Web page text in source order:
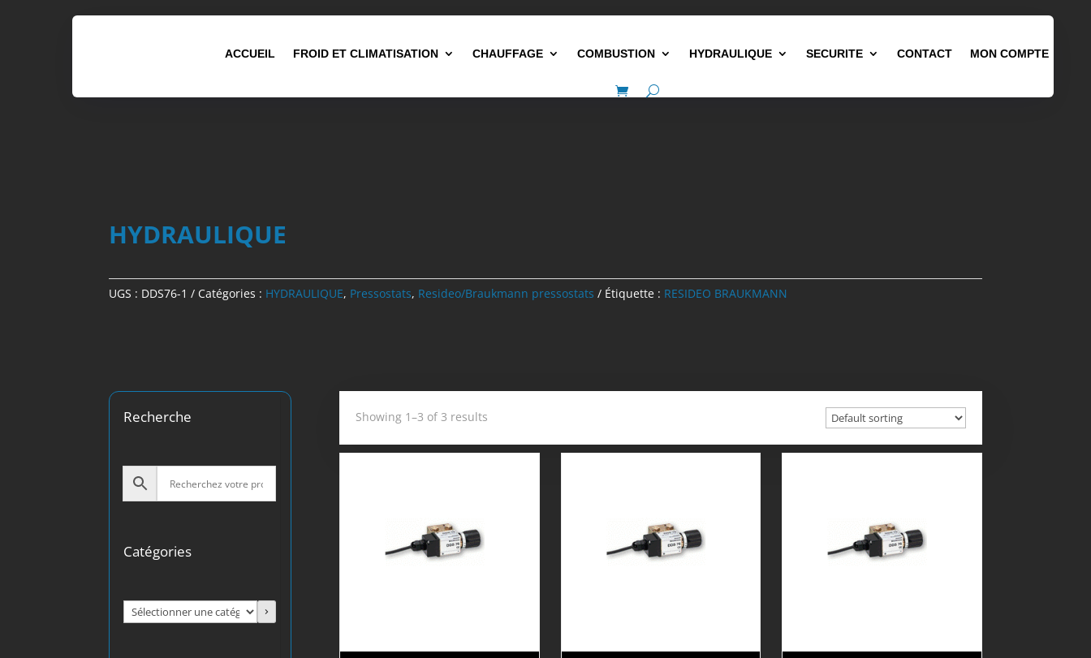
ACCUEIL FROID ET CLIMATISATION CHAUFFAGE COMBUSTION HYDRAULIQUE SECURITE CONTACT MON COMPTE
HYDRAULIQUE
UGS : DDS76-1 Catégories : HYDRAULIQUE, Pressostats, Resideo/Braukmann pressostats Étiquette : RESIDEO BRAUKMANN
Recherche
Catégories
Sélectionner
une
Showing 1–3 of 3 results